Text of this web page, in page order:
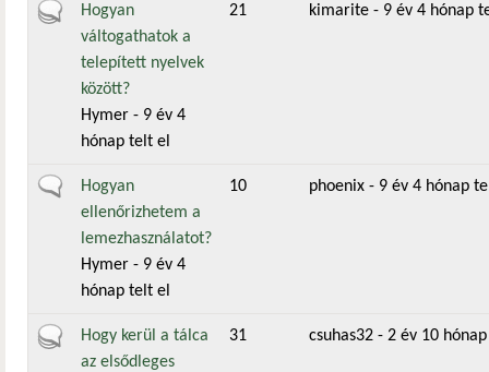
Aktív téma
Hogyan
váltogathatok a
telepített nyelvek
között?
Hymer - 9 év 4
hónap telt el
21 kimarite - 9 év 4 hónap
Általános téma
Hogyan
ellenőrizhetem a
lemezhasználatot?
Hymer - 9 év 4
hónap telt el
10 phoenix - 9 év 4 hónap
Aktív témaHogy kerül a tálca
az elsődleges
31 csuhas32 - 2 év 10